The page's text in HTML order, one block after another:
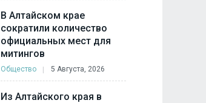
В Алтайском крае
сократили количество
официальных мест для
митингов
Общество 5 Августа, 2026
Из Алтайского края в